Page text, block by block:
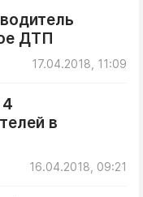
ДТП
17.04.2018, 11:09
4
в
16.04.2018, 09:21